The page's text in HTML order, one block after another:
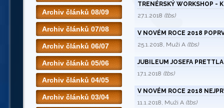
Archiv článků 08/09
Archiv článků 07/08
Archiv článků 06/07
Archiv článků 05/06
Archiv článků 04/05
Archiv článků 03/04
TRENÉRSKÝ WORKSHOP -
27.1.2018 (tbs)
V NOVÉM ROCE 2018
25.1.2018, Muži A (tbs)
JUBILEUM JOSEFA
17.1.2018 (tbs)
V NOVÉM ROCE 2018
11.1.2018, Muži A (tbs)